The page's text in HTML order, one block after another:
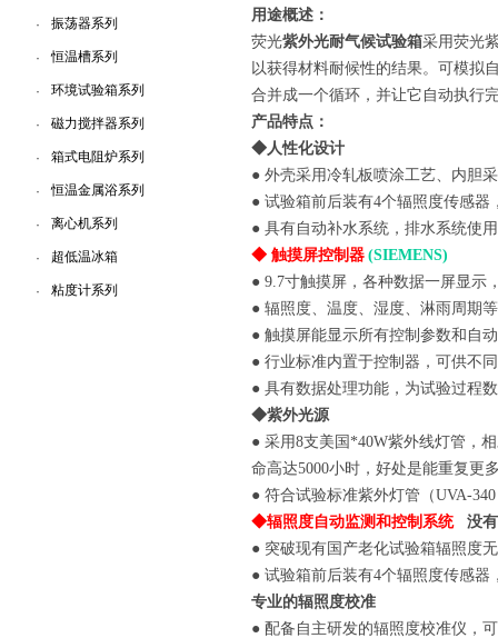
· 振荡器系列
· 恒温槽系列
· 环境试验箱系列
· 磁力搅拌器系列
· 箱式电阻炉系列
· 恒温金属浴系列
· 离心机系列
· 超低温冰箱
· 粘度计系列
用途概述：
荧光紫外光耐气候试验箱采用荧光
以获得材料耐候性的结果。可模拟
合并成一个循环，并让它自动执行
产品特点：
◆人性化设计
● 外壳采用冷轧板喷涂工艺、内胆
● 试验箱前后装有4个辐照度传感
● 具有自动补水系统，排水系统使
◆ 触摸屏控制器 (SIEMENS)
● 9.7寸触摸屏，各种数据一屏显示
● 辐照度、温度、湿度、淋雨周期
● 触摸屏能显示所有控制参数和自
● 行业标准内置于控制器，可供不
● 具有数据处理功能，为试验过程
◆紫外光源
● 采用8支美国*40W紫外线灯管，
命高达5000小时，好处是能重复更
● 符合试验标准紫外灯管（UVA-
◆辐照度自动监测和控制系统 没
● 突破现有国产老化试验箱辐照度
● 试验箱前后装有4个辐照度传感
专业的辐照度校准
● 配备自主研发的辐照度校准仪，